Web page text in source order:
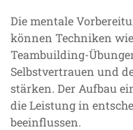
Die mentale
können Techniken
Teambuilding-
Selbstvertrauen und
stärken. Der Aufbau
die Leistung in
beeinflussen.